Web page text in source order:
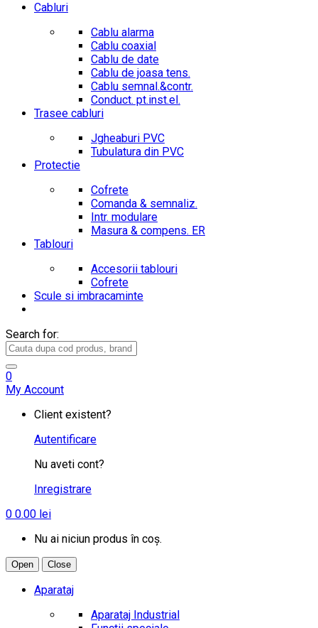
Cabluri
Cablu alarma
Cablu coaxial
Cablu de date
Cablu de joasa tens.
Cablu semnal.&contr.
Conduct. pt.inst.el.
Trasee cabluri
Jgheaburi PVC
Tubulatura din PVC
Protectie
Cofrete
Comanda & semnaliz.
Intr. modulare
Masura & compens. ER
Tablouri
Accesorii tablouri
Cofrete
Scule si imbracaminte
Search for:
0
My Account
Client existent?
Autentificare
Nu aveti cont?
Inregistrare
0 0.00 lei
Nu ai niciun produs în coș.
Open Close
Aparataj
Aparataj Industrial